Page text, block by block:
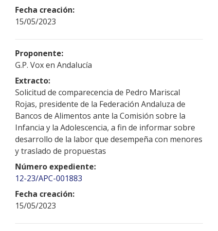
Fecha creación:
15/05/2023
Proponente:
G.P. Vox en Andalucía
Extracto:
Solicitud de comparecencia de Pedro Mariscal
Rojas, presidente de la Federación Andaluza de
Bancos de Alimentos ante la Comisión sobre la
Infancia y la Adolescencia, a fin de informar sobre
desarrollo de la labor que desempeña con menores
y traslado de propuestas
Número expediente:
12-23/APC-001883
Fecha creación:
15/05/2023